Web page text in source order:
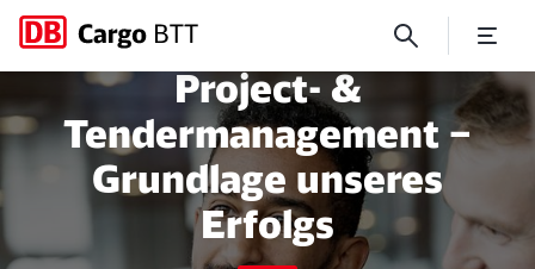
Schließen
Schließen
Project- &Project- &
Tendermanagement –
Grundlage unseres
Erfolgs